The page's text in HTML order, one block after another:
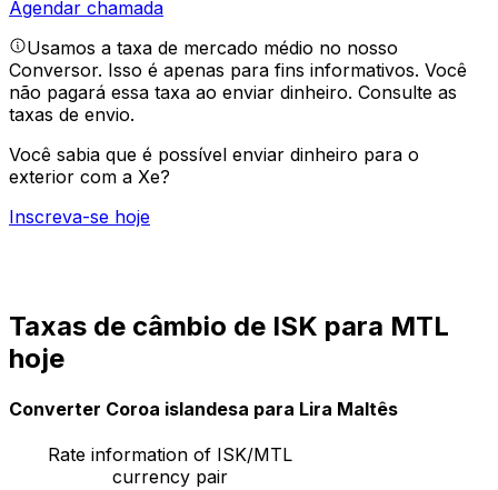
Agendar chamada
Usamos a taxa de mercado médio no nosso
Conversor. Isso é apenas para fins informativos. Você
não pagará essa taxa ao enviar dinheiro. Consulte as
taxas de envio.
Você sabia que é possível enviar dinheiro para o
exterior com a Xe?
Inscreva-se hoje
Taxas de câmbio de ISK para MTL
hoje
Converter Coroa islandesa para Lira Maltês
Rate information of ISK/MTL
currency pair